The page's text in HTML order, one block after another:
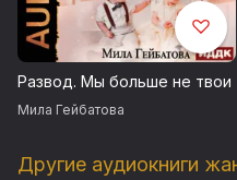
Развод. Мы больше не твои
Мила Гейбатова
Другие аудиокниги